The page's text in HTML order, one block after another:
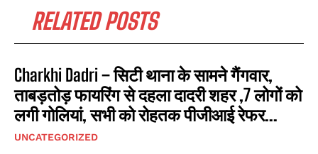
RELATED POSTS
Charkhi Dadri – सिटी थाना के सामने गैंगवार,
ताबड़तोड़ फायरिंग से दहला दादरी शहर ,7 लोगों को
लगी गोलियां, सभी को रोहतक पीजीआई रेफर...
UNCATEGORIZED